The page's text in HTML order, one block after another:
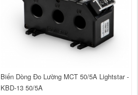
Biến Dòng Đo Lường MCT 50/5A Lightstar -
KBD-13 50/5A